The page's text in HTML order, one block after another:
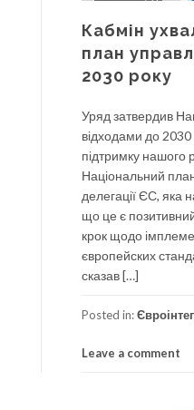
Кабмін
план
2030 року
Уряд затвердив
відходами до
підтримку нашого
Національний
делегації ЄС, яка
що це є
крок щодо
європейских
сказав […]
Posted in:
Leave a comment